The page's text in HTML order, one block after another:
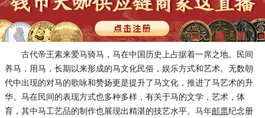
古代帝王素来爱马骑马，马在中国历史上占据着一席之地。民间
养马，用马，长期以来形成的马文化民俗，娱乐方式和艺术。无数朝
代中出现的对马的歌咏和赞扬更是提升了马文化，推进了马艺术的升
华。马在民间的表现方式也多种多样，有关于马的文学，艺术，体
育，其中马工艺品的制作也展现出精湛的技艺水平。 马年邮票纪念册